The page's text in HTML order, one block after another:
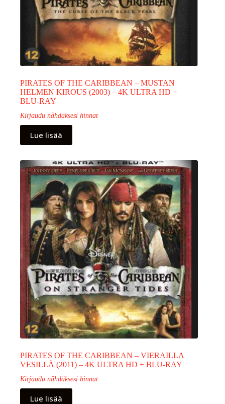
PIRATES OF THE CARIBBEAN – MUSTAN
HELMEN KIROUS (2003) – 4K ULTRA HD +
BLU-RAY
Kirjaudu nähdäksesi hinnat
Lue lisää
PIRATES OF THE CARIBBEAN – VIERAILLA
VESILLÄ (2011) – 4K ULTRA HD + BLU-RAY
Kirjaudu nähdäksesi hinnat
Lue lisää